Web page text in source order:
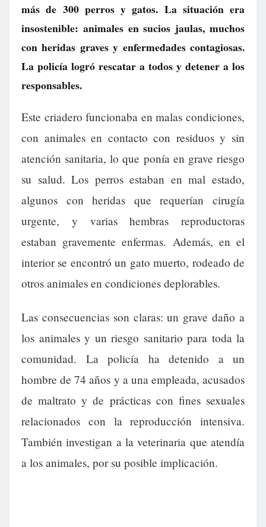
más de 300 perros y gatos. La situación era
insostenible: animales en sucios jaulas, muchos
con heridas graves y enfermedades contagiosas.
La policía logró rescatar a todos y detener a los
responsables.
Este criadero funcionaba en malas condiciones,
con animales en contacto con residuos y sin
atención sanitaria, lo que ponía en grave riesgo
su salud. Los perros estaban en mal estado,
algunos con heridas que requerían cirugía
urgente, y varias hembras reproductoras
estaban gravemente enfermas. Además, en el
interior se encontró un gato muerto, rodeado de
otros animales en condiciones deplorables.
Las consecuencias son claras: un grave daño a
los animales y un riesgo sanitario para toda la
comunidad. La policía ha detenido a un
hombre de 74 años y a una empleada, acusados
de maltrato y de prácticas con fines sexuales
relacionados con la reproducción intensiva.
También investigan a la veterinaria que atendía
a los animales, por su posible implicación.